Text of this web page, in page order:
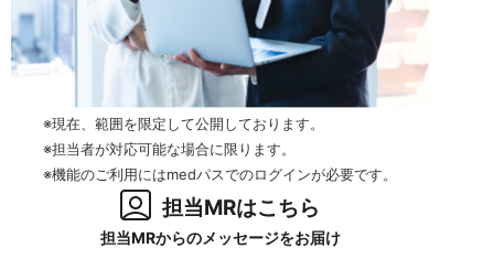
※現在、範囲を限定して公開しております。
※担当者が対応可能な場合に限ります。
※機能のご利用にはmedパスでのログインが必要です。
担当MRはこちら
担当MRからのメッセージをお届け